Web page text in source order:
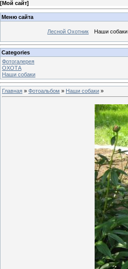
[Мой сайт]
Меню сайта
Лесной Охотник Наши собаки
Categories
Фотогалерея
ОХОТА
Наши собаки
Главная » Фотоальбом » Наши собаки »